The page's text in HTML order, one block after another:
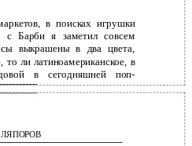
в поисках игрушки
с Барби я заметил совсем
выкрашены в два цвета,
то ли латиноамериканское, в
в сегодняшней поп-
роскошных платьев.
ЛЯПОРОВ